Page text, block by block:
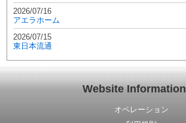
2026/07/16
アエラホーム
2026/07/15
東日本流通
Website Information
オペレーション